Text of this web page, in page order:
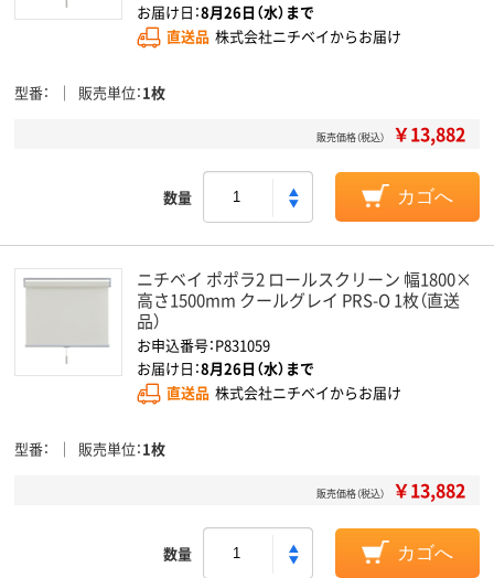
お届け日：8月26日（水）まで
直送品 株式会社ニチベイからお届け
型番 販売単位 1枚
販売価格（税込） ￥13,882
数量 カゴへ
ニチベイ ポポラ2 ロールスクリーン 幅1800×
高さ1500mm クールグレイ PRS-O 1枚（直送
品）
お申込番号：P831059
お届け日：8月26日（水）まで
直送品 株式会社ニチベイからお届け
型番 販売単位 1枚
販売価格（税込） ￥13,882
数量 カゴへ